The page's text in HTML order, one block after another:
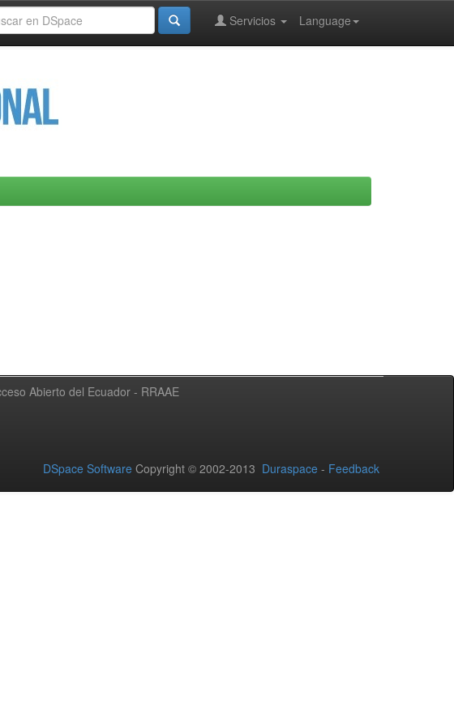
Language
Servicios
Abierto del Ecuador - RRAAE
DSpace Software Copyright © 2002-2013 Duraspace - Feedback